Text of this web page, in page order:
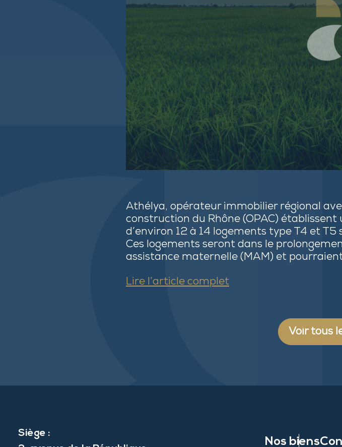
Athélya, opérateur immobilier régional
construction du Rhône (OPAC)
d’environ 12 à 14 logements type T4 et
Ces logements seront dans le
assistance maternelle (MAM) et
Lire l’article complet
Voir tous
Siège :
Nos biens